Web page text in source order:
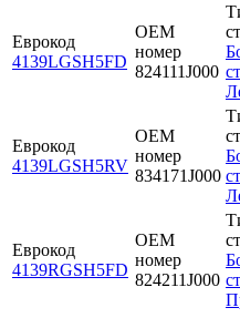
Еврокод
4139LGSH5FD
OEM
номер
824111J000
Еврокод
4139LGSH5RV
OEM
номер
834171J000
Еврокод
4139RGSH5FD
OEM
номер
824211J000